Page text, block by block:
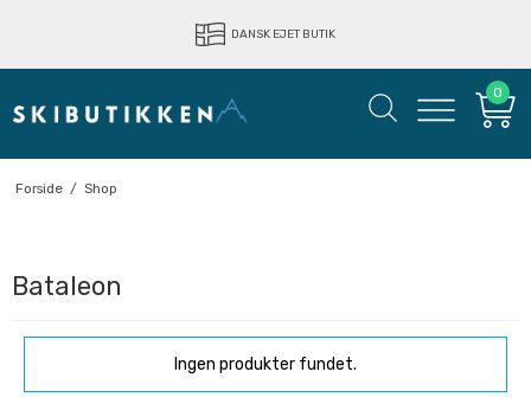
DANSK EJET BUTIK
0
Forside / Shop
Bataleon
Ingen produkter fundet.